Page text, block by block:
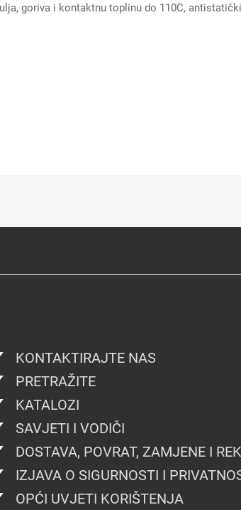
goriva i kontaktnu toplinu do 110C,
KONTAKTIRAJTE NAS
PRETRAŽITE
KATALOZI
SAVJETI I VODIČI
DOSTAVA, POVRAT, ZAMJENE I
IZJAVA O SIGURNOSTI I
OPĆI UVJETI KORIŠTENJA